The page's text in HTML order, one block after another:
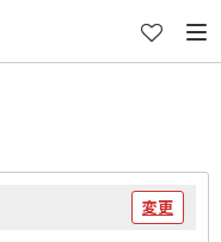
変更